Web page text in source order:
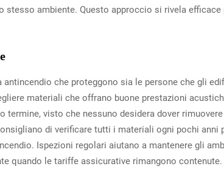
ambiente. Questo approccio si rivela
che proteggono sia le persone che gli
materiali che offrano buone prestazioni
visto che nessuno desidera dover
di verificare tutti i materiali ogni pochi anni
Ispezioni regolari aiutano a mantenere gli
quando le tariffe assicurative rimangono contenute.